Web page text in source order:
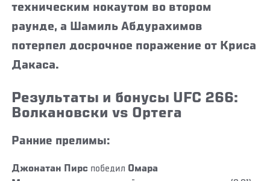
техническим нокаутом во втором
раунде, а Шамиль Абдурахимов
потерпел досрочное поражение от Криса
Дакаса.
Результаты и бонусы UFC 266:
Волкановски vs Ортега
Ранние прелимы:
Джонатан Пирс победил Омара